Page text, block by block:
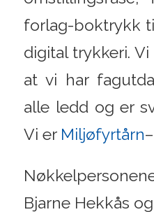
forlag-boktrykk
digital trykkeri.
at vi har
alle ledd og er
Vi er Miljøfyrtårn
Bjarne Hekkås